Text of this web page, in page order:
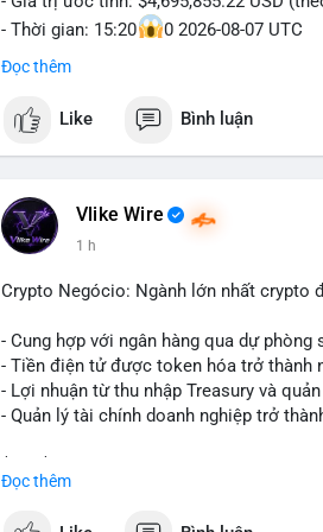
- Thời gian: 15:20
0 2026-08-07 UTC
Nhận định phân tích hành vi của Cá voi
triệu USD được dồn vào một giao dịch
không phải hành động phân tán nhỏ
hạn có thể gia tăng, ảnh hưởng đến
vì thoát ra.
Lời khuyên ngắn gọn cho nhà đầu tư
trong 24-48 giờ tới. Đừng vội hành
lẻ; hãy quan sát thêm các lệnh tiếp
chỉnh vị thế.
#72dot2609btc #4triệu7usd
Đọc thêm
Like Bình luận
Vlike Wire
1 h
Crypto Negócio: Ngành lớn nhất crypto
- Cung hợp với ngân hàng qua dự phòng
- Tiền điện tử được token hóa trở thành
- Lợi nhuận từ thu nhập Treasury và
- Quản lý tài chính doanh nghiệp trở
Đọc thêm